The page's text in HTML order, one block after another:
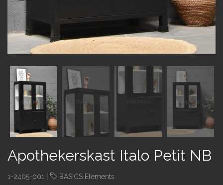
Apothekerskast Italo Petit NB
1-2405-001 BASICS Elements